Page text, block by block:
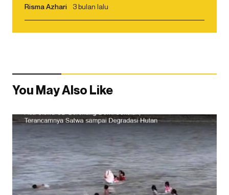
Risma Azhari 3 bulan lalu
You May Also Like